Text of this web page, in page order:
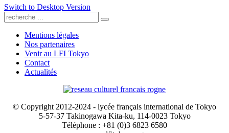
Switch to Desktop Version
Mentions légales
Nos partenaires
Venir au LFI Tokyo
Contact
Actualités
© Copyright 2012-2024 - lycée français international de Tokyo
5-57-37 Takinogawa Kita-ku, 114-0023 Tokyo
Téléphone : +81 (0)3 6823 6580